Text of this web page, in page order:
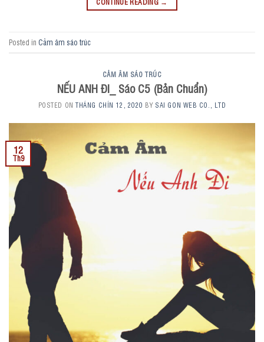
Posted in Cảm âm sáo trúc
CẢM ÂM SÁO TRÚC
NẾU ANH ĐI_ Sáo C5 (Bản Chuẩn)
POSTED ONTHÁNG CHÍN 12, 2020 BY SAI GON WEB CO., LTD
12
Th9